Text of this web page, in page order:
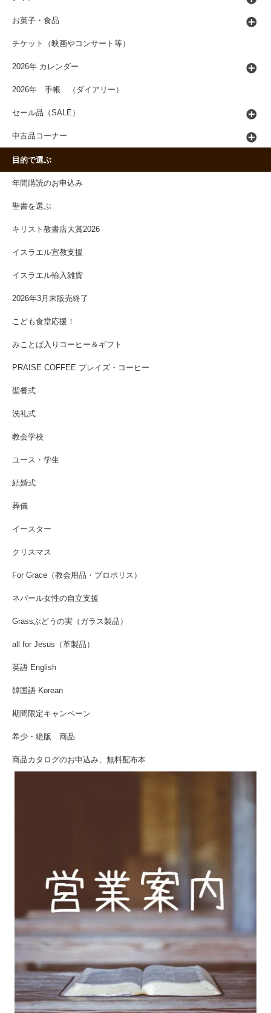
お菓子・食品
チケット（映画やコンサート等）
2026年 カレンダー
2026年 手帳 （ダイアリー）
セール品（SALE）
中古品コーナー
目的で選ぶ
年間購読のお申込み
聖書を選ぶ
キリスト教書店大賞2026
イスラエル宣教支援
イスラエル輸入雑貨
2026年3月末販売終了
こども食堂応援！
みことば入りコーヒー＆ギフト
PRAISE COFFEE プレイズ・コーヒー
聖餐式
洗礼式
教会学校
ユース・学生
結婚式
葬儀
イースター
クリスマス
For Grace（教会用品・プロポリス）
ネパール女性の自立支援
Grassぶどうの実（ガラス製品）
all for Jesus（革製品）
英語 English
韓国語 Korean
期間限定キャンペーン
希少・絶版 商品
商品カタログのお申込み、無料配布本